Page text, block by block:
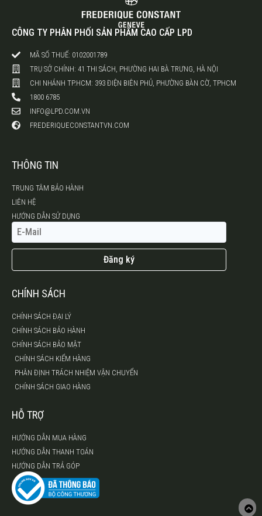
CÔNG TY PHÂN PHỐI SẢN PHẨM CAO CẤP LPD
MÃ SỐ THUẾ: 0102001789
TRỤ SỞ CHÍNH: 41 THI SÁCH, PHƯỜNG HAI BÀ TRƯNG, HÀ NỘI
CHI NHÁNH TP.HCM: 393 ĐIỆN BIÊN PHỦ, PHƯỜNG BÀN CỜ, TPHCM
1800 6785
INFO@LPD.COM.VN
FREDERIQUECONSTANTVN.COM
THÔNG TIN
TRUNG TÂM BẢO HÀNH
LIÊN HỆ
HƯỚNG DẪN SỬ DỤNG
Đăng ký
CHÍNH SÁCH
CHÍNH SÁCH ĐẠI LÝ
CHÍNH SÁCH BẢO HÀNH
CHÍNH SÁCH BẢO MẬT
CHÍNH SÁCH KIỂM HÀNG
PHÂN ĐỊNH TRÁCH NHIỆM VẬN CHUYỂN
CHÍNH SÁCH GIAO HÀNG
HỖ TRỢ
HƯỚNG DẪN MUA HÀNG
HƯỚNG DẪN THANH TOÁN
HƯỚNG DẪN TRẢ GÓP